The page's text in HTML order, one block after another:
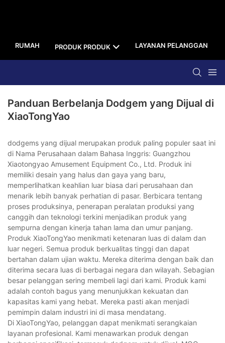
RUMAH PRODUK PRODUK LAYANAN PELANGGAN
Panduan Berbelanja Dodgem yang Dijual di
XiaoTongYao
dodgems yang dijual merupakan produk paling populer saat ini
di Nama Perusahaan dalam Bahasa Inggris: Guangzhou
Xiaotongyao Amusement Equipment Co., Ltd. Produk ini
memiliki desain yang halus dan gaya yang baru,
memperlihatkan keahlian luar biasa dari perusahaan dan
menarik lebih banyak perhatian di pasar. Berbicara tentang
proses produksinya, penerapan peralatan produksi yang
canggih dan teknologi terkini menjadikan produk yang
sempurna dengan kinerja tahan lama dan umur panjang.
Produk XiaoTongYao menikmati ketenaran luas di dalam dan
luar negeri. Semua produk berkualitas tinggi dan dapat
bertahan dalam ujian waktu. Mereka diterima dengan baik dan
diterima secara luas di berbagai negara dan wilayah. Sebagian
besar pelanggan sering membeli lagi dari kami. Produk kami
adalah contoh bagus yang menunjukkan kekuatan dan
kapasitas kami yang hebat. Mereka pasti akan menjadi
pemimpin dalam industri ini di masa mendatang.
Di XiaoTongYao, pelanggan dapat menikmati serangkaian
layanan profesional. Kami menawarkan produk dengan